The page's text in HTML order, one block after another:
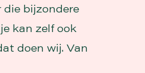
die bijzondere
kan zelf ook
doen wij. Van